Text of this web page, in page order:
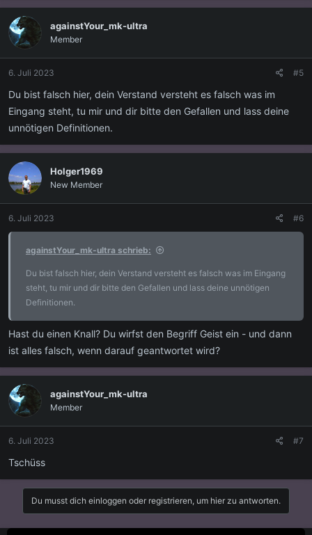
againstYour_mk-ultra
Member
6. Juli 2023 #5
Du bist falsch hier, dein Verstand versteht es falsch was im
Eingang steht, tu mir und dir bitte den Gefallen und lass deine
unnötigen Definitionen.
Holger1969
New Member
6. Juli 2023 #6
againstYour_mk-ultra schrieb:
Du bist falsch hier, dein Verstand versteht es falsch was im Eingang
steht, tu mir und dir bitte den Gefallen und lass deine unnötigen
Definitionen.
Hast du einen Knall? Du wirfst den Begriff Geist ein - und dann
ist alles falsch, wenn darauf geantwortet wird?
againstYour_mk-ultra
Member
6. Juli 2023 #7
Tschüss
Du musst dich einloggen oder registrieren, um hier zu antworten.